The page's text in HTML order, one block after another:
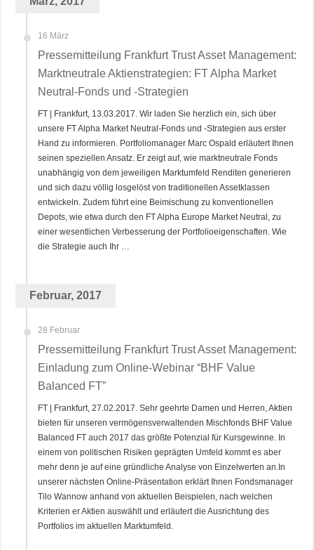
16 März
Pressemitteilung Frankfurt Trust Asset Management:
Marktneutrale Aktienstrategien: FT Alpha Market
Neutral-Fonds und -Strategien
FT | Frankfurt, 13.03.2017. Wir laden Sie herzlich ein, sich über
unsere FT Alpha Market Neutral-Fonds und -Strategien aus erster
Hand zu informieren. Portfoliomanager Marc Ospald erläutert Ihnen
seinen speziellen Ansatz. Er zeigt auf, wie marktneutrale Fonds
unabhängig von dem jeweiligen Marktumfeld Renditen generieren
und sich dazu völlig losgelöst von traditionellen Assetklassen
entwickeln. Zudem führt eine Beimischung zu konventionellen
Depots, wie etwa durch den FT Alpha Europe Market Neutral, zu
einer wesentlichen Verbesserung der Portfolioeigenschaften. Wie
die Strategie auch Ihr …
Februar, 2017
28 Februar
Pressemitteilung Frankfurt Trust Asset Management:
Einladung zum Online-Webinar “BHF Value
Balanced FT”
FT | Frankfurt, 27.02.2017. Sehr geehrte Damen und Herren, Aktien
bieten für unseren vermögensverwaltenden Mischfonds BHF Value
Balanced FT auch 2017 das größte Potenzial für Kursgewinne. In
einem von politischen Risiken geprägten Umfeld kommt es aber
mehr denn je auf eine gründliche Analyse von Einzelwerten an.In
unserer nächsten Online-Präsentation erklärt Ihnen Fondsmanager
Tilo Wannow anhand von aktuellen Beispielen, nach welchen
Kriterien er Aktien auswählt und erläutert die Ausrichtung des
Portfolios im aktuellen Marktumfeld.